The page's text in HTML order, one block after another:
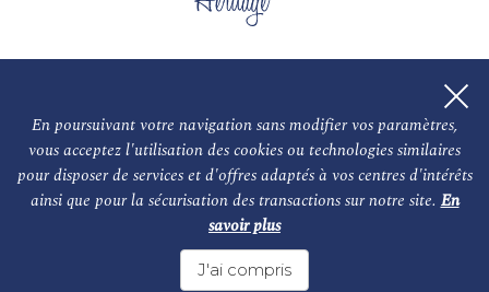
En poursuivant votre navigation sans modifier vos paramètres,
vous acceptez l'utilisation des cookies ou technologies similaires
pour disposer de services et d'offres adaptés à vos centres d'intérêts
ainsi que pour la sécurisation des transactions sur notre site.En
savoir plus
J'ai compris
L'association NOS PARTENAIRES
Le conseil scientifique et nos experts Les auteurs
Mentions légales Nous contacter